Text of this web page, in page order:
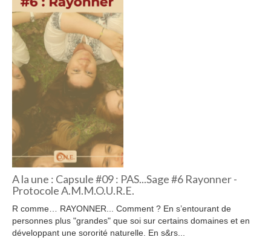
A la une : Capsule #09 : PAS...Sage #6 Rayonner -
Protocole A.M.M.O.U.R.E.
R comme… RAYONNER... Comment ? En s’entourant de
personnes plus "grandes" que soi sur certains domaines et en
développant une sororité naturelle. En s&rs...